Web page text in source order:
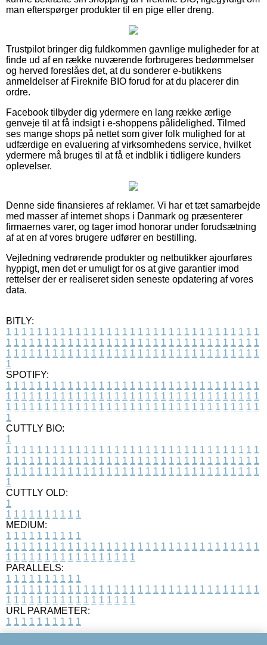
man efterspørger produkter til en pige eller dreng.
Trustpilot bringer dig fuldkommen gavnlige muligheder for at
finde ud af en række nuværende forbrugeres bedømmelser
og herved foreslåes det, at du sonderer e-butikkens
anmeldelser af Fireknife BIO forud for at du placerer din
ordre.
Facebook tilbyder dig ydermere en lang række ærlige
genveje til at få indsigt i e-shoppens pålidelighed. Tilmed
ses mange shops på nettet som giver folk mulighed for at
udfærdige en evaluering af virksomhedens service, hvilket
ydermere må bruges til at få et indblik i tidligere kunders
oplevelser.
Denne side finansieres af reklamer. Vi har et tæt samarbejde
med masser af internet shops i Danmark og præsenterer
firmaernes varer, og tager imod honorar under forudsætning
af at en af vores brugere udfører en bestilling.
Vejledning vedrørende produkter og netbutikker ajourføres
hyppigt, men det er umuligt for os at give garantier imod
rettelser der er realiseret siden seneste opdatering af vores
data.
BITLY:
1 1 1 1 1 1 1 1 1 1 1 1 1 1 1 1 1 1 1 1 1 1 1 1 1 1 1 1 1 1 1 1 1
1 1 1 1 1 1 1 1 1 1 1 1 1 1 1 1 1 1 1 1 1 1 1 1 1 1 1 1 1 1 1 1 1
1 1 1 1 1 1 1 1 1 1 1 1 1 1 1 1 1 1 1 1 1 1 1 1 1 1 1 1 1 1 1 1 1
1
SPOTIFY:
1 1 1 1 1 1 1 1 1 1 1 1 1 1 1 1 1 1 1 1 1 1 1 1 1 1 1 1 1 1 1 1 1
1 1 1 1 1 1 1 1 1 1 1 1 1 1 1 1 1 1 1 1 1 1 1 1 1 1 1 1 1 1 1 1 1
1 1 1 1 1 1 1 1 1 1 1 1 1 1 1 1 1 1 1 1 1 1 1 1 1 1 1 1 1 1 1 1 1
1
CUTTLY BIO:
1
1 1 1 1 1 1 1 1 1 1 1 1 1 1 1 1 1 1 1 1 1 1 1 1 1 1 1 1 1 1 1 1 1
1 1 1 1 1 1 1 1 1 1 1 1 1 1 1 1 1 1 1 1 1 1 1 1 1 1 1 1 1 1 1 1 1
1 1 1 1 1 1 1 1 1 1 1 1 1 1 1 1 1 1 1 1 1 1 1 1 1 1 1 1 1 1 1 1 1
1
CUTTLY OLD:
1
1 1 1 1 1 1 1 1 1 1
MEDIUM:
1 1 1 1 1 1 1 1 1 1
1 1 1 1 1 1 1 1 1 1 1 1 1 1 1 1 1 1 1 1 1 1 1 1 1 1 1 1 1 1 1 1 1
1 1 1 1 1 1 1 1 1 1 1 1 1 1 1 1 1
PARALLELS:
1 1 1 1 1 1 1 1 1 1
1 1 1 1 1 1 1 1 1 1 1 1 1 1 1 1 1 1 1 1 1 1 1 1 1 1 1 1 1 1 1 1 1
1 1 1 1 1 1 1 1 1 1 1 1 1 1 1 1 1
URL PARAMETER:
1 1 1 1 1 1 1 1 1 1